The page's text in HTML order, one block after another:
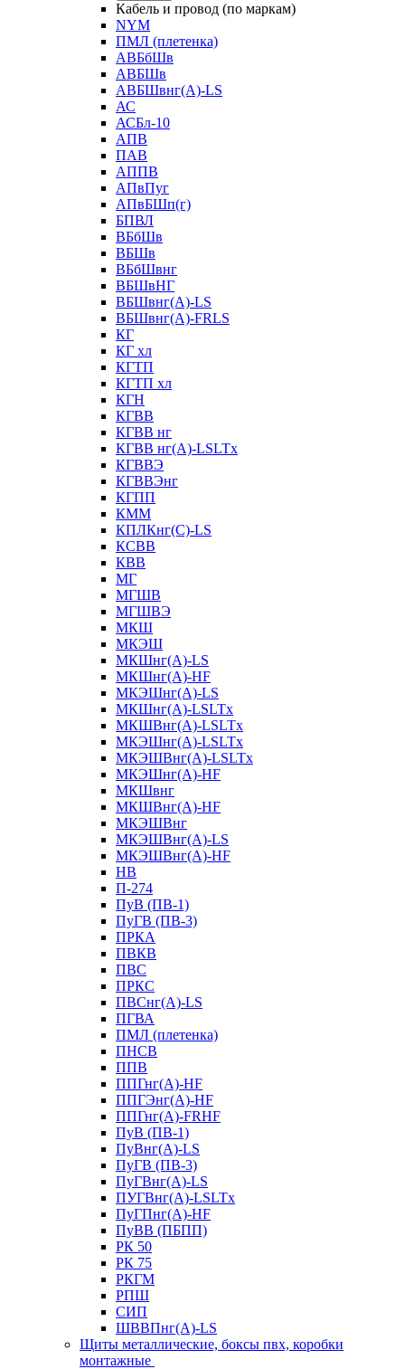
Кабель и провод (по маркам)
NYM
ПМЛ (плетенка)
АВБбШв
АВБШв
АВБШвнг(А)-LS
АС
АСБл-10
АПВ
ПАВ
АППВ
АПвПуг
АПвБШп(г)
БПВЛ
ВБбШв
ВБШв
ВБбШвнг
ВБШвНГ
ВБШвнг(А)-LS
ВБШвнг(А)-FRLS
КГ
КГ хл
КГТП
КГТП хл
КГН
КГВВ
КГВВ нг
КГВВ нг(А)-LSLTx
КГВВЭ
КГВВЭнг
КГПП
КММ
КПЛКнг(C)-LS
КСВВ
КВВ
МГ
МГШВ
МГШВЭ
МКШ
МКЭШ
МКШнг(А)-LS
МКШнг(А)-HF
МКЭШнг(А)-LS
МКШнг(А)-LSLTx
МКШВнг(A)-LSLTx
МКЭШнг(А)-LSLTx
МКЭШВнг(A)-LSLTx
МКЭШнг(А)-HF
МКШвнг
МКШВнг(А)-HF
МКЭШВнг
МКЭШВнг(А)-LS
МКЭШВнг(А)-HF
НВ
П-274
ПуВ (ПВ-1)
ПуГВ (ПВ-3)
ПРКА
ПВКВ
ПВС
ПРКС
ПВСнг(А)-LS
ПГВА
ПМЛ (плетенка)
ПНСВ
ППВ
ППГнг(А)-HF
ППГЭнг(А)-HF
ППГнг(А)-FRHF
ПуВ (ПВ-1)
ПуВнг(А)-LS
ПуГВ (ПВ-3)
ПуГВнг(А)-LS
ПУГВнг(А)-LSLTx
ПуГПнг(А)-HF
ПуВВ (ПБПП)
РК 50
РК 75
РКГМ
РПШ
СИП
ШВВПнг(А)-LS
Щиты металлические, боксы пвх, коробки
монтажные